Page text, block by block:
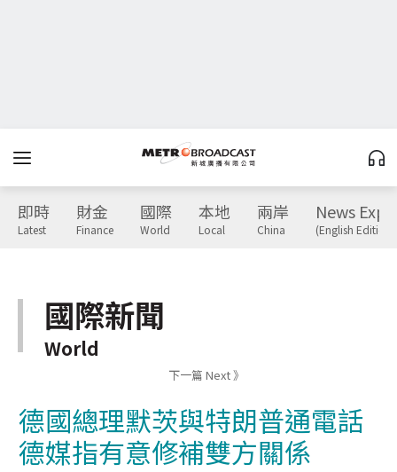
即時
Latest
財金
Finance
國際
World
本地
Local
兩岸
China
News
(English Edition)
國際新聞
World
下一篇 Next 》
德國總理默茨與特朗普通電話
德媒指有意修補雙方關係